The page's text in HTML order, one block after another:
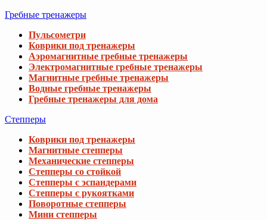
Гребные тренажеры
Пульсометри
Коврики под тренажеры
Аэромагнитные гребные тренажеры
Электромагнитные гребные тренажеры
Магнитные гребные тренажеры
Водные гребные тренажеры
Гребные тренажеры для дома
Степперы
Коврики под тренажеры
Магнитные степперы
Механические степперы
Степперы со стойкой
Степперы с эспандерами
Степперы с рукоятками
Поворотные степперы
Мини степперы